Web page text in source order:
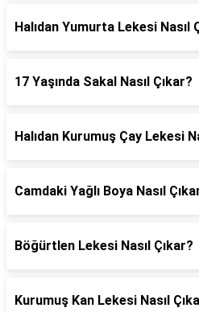
Halıdan Yumurta Lekesi Nasıl
17 Yaşında Sakal Nasıl Çıkar?
Halıdan Kurumuş Çay Lekesi
Camdaki Yağlı Boya Nasıl
Böğürtlen Lekesi Nasıl Çıkar?
Kurumuş Kan Lekesi Nasıl